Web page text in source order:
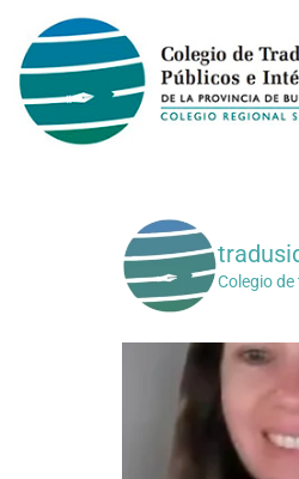
contenido
Colegio